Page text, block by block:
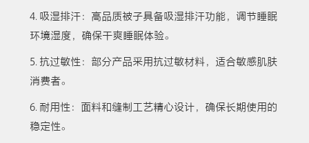
4. 吸湿排汗：高品质被子具备吸湿排汗功能，调节睡眠
环境湿度，确保干爽睡眠体验。
5. 抗过敏性：部分产品采用抗过敏材料，适合敏感肌肤
消费者。
6. 耐用性：面料和缝制工艺精心设计，确保长期使用的
稳定性。